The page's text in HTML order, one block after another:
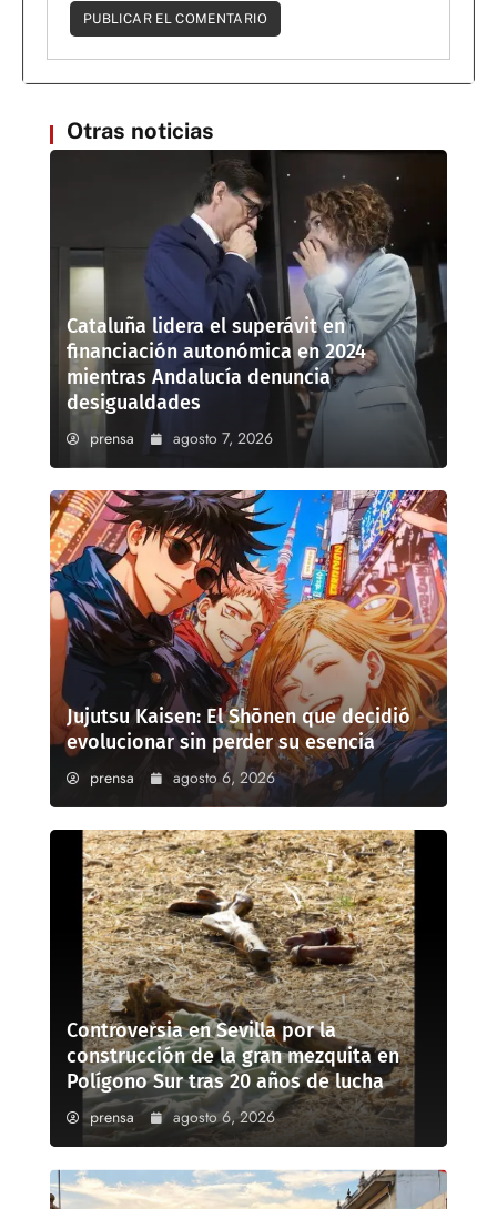
Otras noticias
Cataluña lidera el superávit en
financiación autonómica en 2024
mientras Andalucía denuncia
desigualdades
prensa agosto 7, 2026
Jujutsu Kaisen: El Shōnen que decidió
evolucionar sin perder su esencia
prensa agosto 6, 2026
Controversia en Sevilla por la
construcción de la gran mezquita en
Polígono Sur tras 20 años de lucha
prensa agosto 6, 2026